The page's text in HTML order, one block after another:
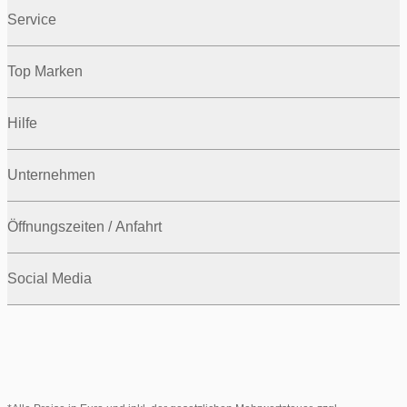
Service
Top Marken
Hilfe
Unternehmen
Öffnungszeiten / Anfahrt
Social Media